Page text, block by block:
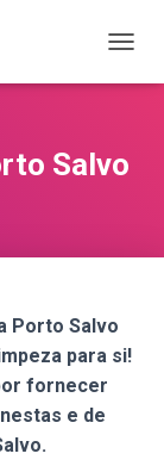
O
E
I
Salvo
Porto Salvo
para si!
fornecer
e de